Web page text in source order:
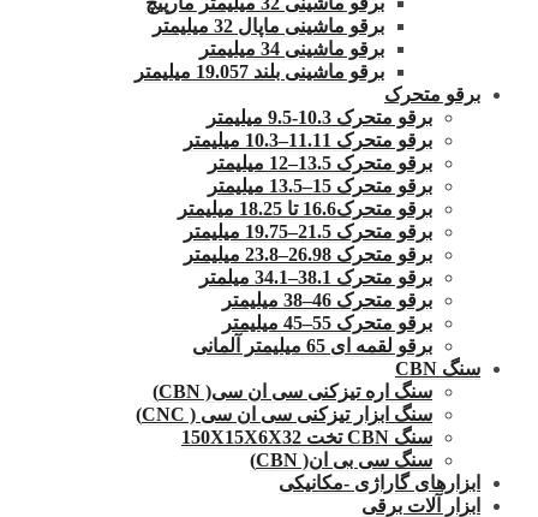
برقو ماشینی ماپال 32 میلیمتر
برقو ماشینی 34 میلیمتر
برقو ماشینی بلند 19.057 میلیمتر
برقو متحرک
برقو متحرک 10.3-9.5 میلیمتر
برقو متحرک 11.11–10.3 میلیمتر
برقو متحرک 13.5–12 میلیمتر
برقو متحرک 15–13.5 میلیمتر
برقو متحرک16.6 تا 18.25 میلیمتر
برقو متحرک 21.5–19.75 میلیمتر
برقو متحرک 26.98–23.8 میلیمتر
برقو متحرک 38.1–34.1 میلمتر
برقو متحرک 46–38 میلیمتر
برقو متحرک 55–45 میلیمتر
برقو لقمه ای 65 میلیمتر آلمانی
سنگ CBN
سنگ اره تیزکنی سی ان سی( CBN)
سنگ ابزار تیزکنی سی ان سی ( CNC)
سنگ CBN تخت 150X15X6X32
سنگ سی بی ان( CBN)
ابزارهای گاراژی -مکانیکی
ابزار آلات برقی